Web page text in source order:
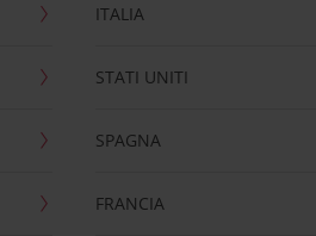
ITALIA
STATI UNITI
SPAGNA
FRANCIA